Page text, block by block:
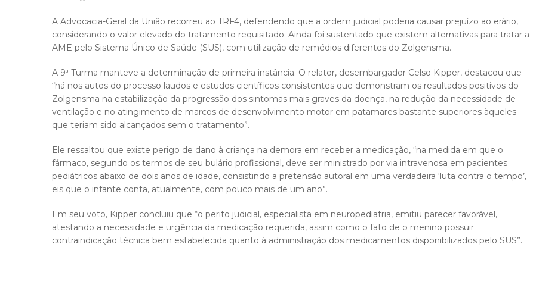
A Advocacia-Geral da União recorreu ao TRF4, defendendo que a ordem judicial poderia causar prejuízo ao erário,
considerando o valor elevado do tratamento requisitado. Ainda foi sustentado que existem alternativas para tratar a
AME pelo Sistema Único de Saúde (SUS), com utilização de remédios diferentes do Zolgensma.
A 9ª Turma manteve a determinação de primeira instância. O relator, desembargador Celso Kipper, destacou que
“há nos autos do processo laudos e estudos científicos consistentes que demonstram os resultados positivos do
Zolgensma na estabilização da progressão dos sintomas mais graves da doença, na redução da necessidade de
ventilação e no atingimento de marcos de desenvolvimento motor em patamares bastante superiores àqueles
que teriam sido alcançados sem o tratamento”.
Ele ressaltou que existe perigo de dano à criança na demora em receber a medicação, “na medida em que o
fármaco, segundo os termos de seu bulário profissional, deve ser ministrado por via intravenosa em pacientes
pediátricos abaixo de dois anos de idade, consistindo a pretensão autoral em uma verdadeira ‘luta contra o tempo’,
eis que o infante conta, atualmente, com pouco mais de um ano”.
Em seu voto, Kipper concluiu que “o perito judicial, especialista em neuropediatria, emitiu parecer favorável,
atestando a necessidade e urgência da medicação requerida, assim como o fato de o menino possuir
contraindicação técnica bem estabelecida quanto à administração dos medicamentos disponibilizados pelo SUS”.